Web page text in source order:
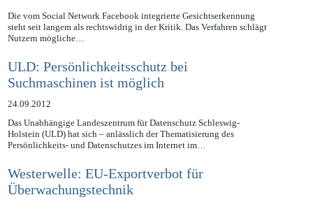
24.09.2012
Die vom Social Network Facebook integrierte Gesichtserkennung
steht seit langem als rechtswidrig in der Kritik. Das Verfahren schlägt
ULD: Persönlichkeitsschutz bei
Suchmaschinen ist möglich
24.09.2012
Das Unabhängige Landeszentrum für Datenschutz Schleswig-
Holstein (ULD) hat sich – anlässlich der Thematisierung des
Westerwelle: EU-Exportverbot für